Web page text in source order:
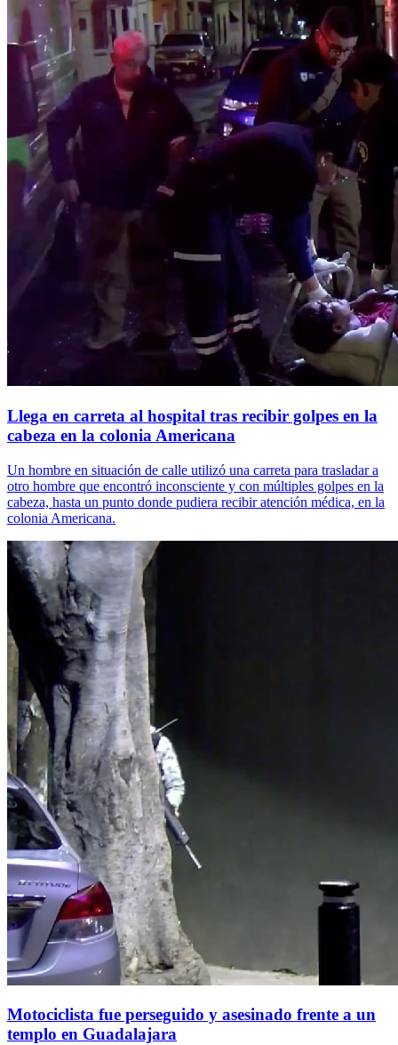
Llega en carreta al hospital tras recibir golpes en la
cabeza en la colonia Americana
Un hombre en situación de calle utilizó una carreta para trasladar a
otro hombre que encontró inconsciente y con múltiples golpes en la
cabeza, hasta un punto donde pudiera recibir atención médica, en la
colonia Americana.
Motociclista fue perseguido y asesinado frente a un
templo en Guadalajara